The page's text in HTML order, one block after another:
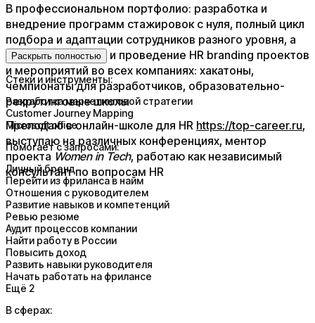
В профессиональном портфолио: разработка и
внедрение программ стажировок с нуля, полный цикл
подбора и адаптации сотрудников разного уровня, а
также разработка и проведение HR branding проектов
и мероприятий во всех компаниях: хакатоны,
чемпионаты для разработчиков, образовательно-
рекрутинговые школы
Преподаю в онлайн-школе для HR https://top-career.ru,
выступаю на различных конференциях, ментор
проекта Women in Tech, работаю как независимый
консультант по вопросам HR
Раскрыть полностью
Стеки и инструменты:
Разработка маркетинговой стратегии
Customer Journey Mapping
Microsoft office
Помогает с запросами:
Личный бренд
Перейти из фриланса в найм
Отношения с руководителем
Развитие навыков и компетенций
Ревью резюме
Аудит процессов компании
Найти работу в России
Повысить доход
Развить навыки руководителя
Начать работать на фрилансе
Ещё 2
В сферах: